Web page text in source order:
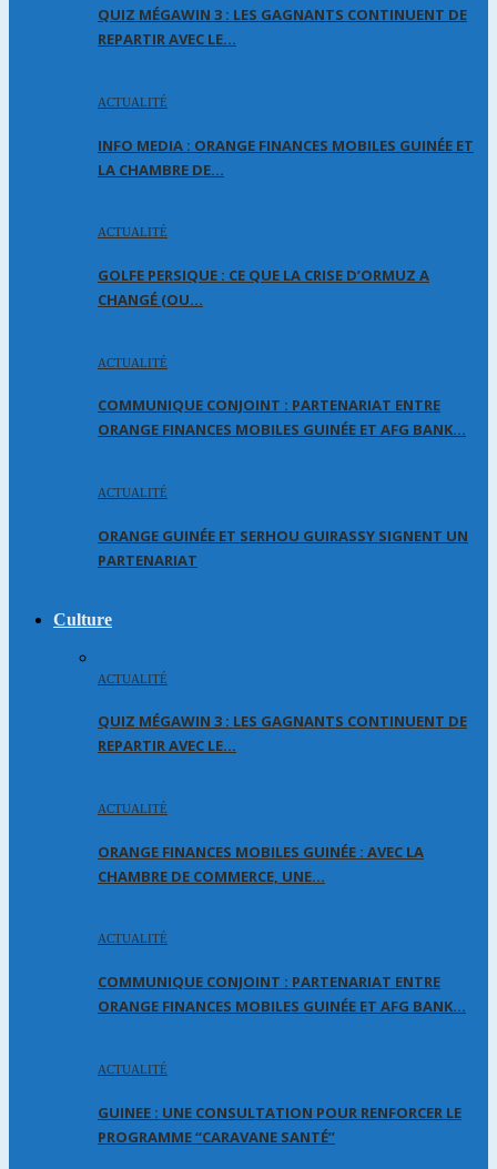
QUIZ MÉGAWIN 3 : LES GAGNANTS CONTINUENT DE
REPARTIR AVEC LE…
ACTUALITÉ
INFO MEDIA : ORANGE FINANCES MOBILES GUINÉE ET
LA CHAMBRE DE…
ACTUALITÉ
GOLFE PERSIQUE : CE QUE LA CRISE D’ORMUZ A
CHANGÉ (OU…
ACTUALITÉ
COMMUNIQUE CONJOINT : PARTENARIAT ENTRE
ORANGE FINANCES MOBILES GUINÉE ET AFG BANK…
ACTUALITÉ
ORANGE GUINÉE ET SERHOU GUIRASSY SIGNENT UN
PARTENARIAT
Culture
ACTUALITÉ
QUIZ MÉGAWIN 3 : LES GAGNANTS CONTINUENT DE
REPARTIR AVEC LE…
ACTUALITÉ
ORANGE FINANCES MOBILES GUINÉE : AVEC LA
CHAMBRE DE COMMERCE, UNE…
ACTUALITÉ
COMMUNIQUE CONJOINT : PARTENARIAT ENTRE
ORANGE FINANCES MOBILES GUINÉE ET AFG BANK…
ACTUALITÉ
GUINEE : UNE CONSULTATION POUR RENFORCER LE
PROGRAMME “CARAVANE SANTÉ”